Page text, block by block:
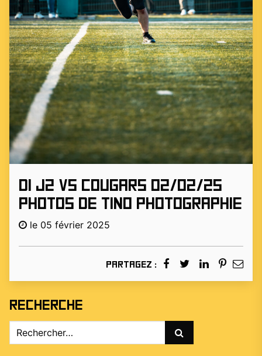
D1 J2 vs COUGARS 02/02/25
photos de Tino Photographie
le 05 février 2025
Partagez :
Recherche
Rechercher :